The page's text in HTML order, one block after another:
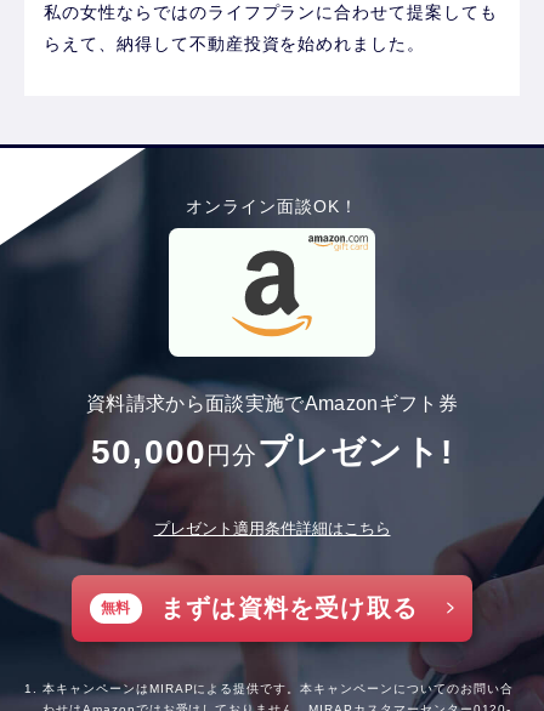
私の女性ならではのライフプランに合わせて提案しても
らえて、納得して不動産投資を始めれました。
オンライン面談OK！
資料請求から面談実施でAmazonギフト券
50,000 円分プレゼント!
プレゼント適用条件詳細はこちら
無料 まずは資料を受け取る
本キャンペーンはMIRAPによる提供です。本キャンペーンについてのお問い合